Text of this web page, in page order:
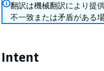
翻訳は機械翻訳により提
不一致または矛盾がある
Intent